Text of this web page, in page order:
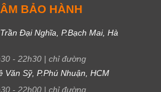
BẢO HÀNH
Đại Nghĩa, P.Bạch Mai, Hà
- 22h30 | chỉ đường
Văn Sỹ, P.Phú Nhuận, HCM
- 22h00 | chỉ đường